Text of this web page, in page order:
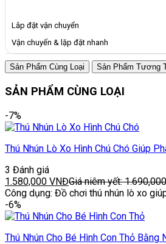
Lắp đặt vận chuyển
Vận chuyển & lặp đặt nhanh
Sản Phẩm Cùng Loại Sản Phẩm Tương
SẢN PHẨM CÙNG LOẠI
-7%
Thú Nhún Lò Xo Hình Chú Chó Giúp
3 Đánh giá
1.580,000 VNĐGiá niêm yết:1.690,000
Công dụng: Đồ chơi thú nhún lò xo
-6%
Thú Nhún Cho Bé Hình Con Thỏ Bằng